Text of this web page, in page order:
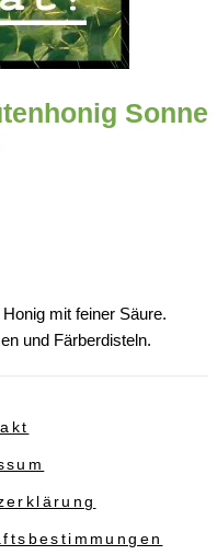
Sonne
mit feiner Säure.
und Färberdisteln.